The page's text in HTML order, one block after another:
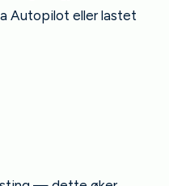
Autopilot eller lastet